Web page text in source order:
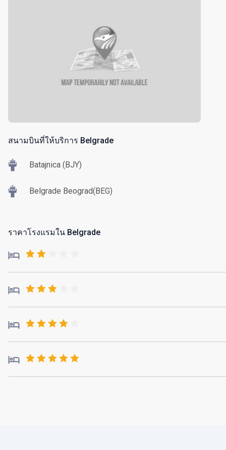
สนามบินที่ให้บริการ Belgrade
Batajnica (BJY)
Belgrade Beograd(BEG)
ราคาโรงแรมใน Belgrade